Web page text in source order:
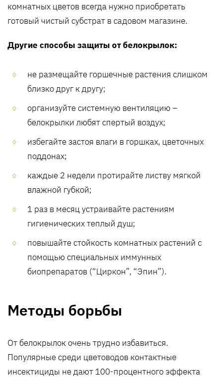
комнатных цветов всегда нужно приобретать
готовый чистый субстрат в садовом магазине.
Другие способы защиты от белокрылок:
не размещайте горшечные растения слишком
близко друг к другу;
организуйте системную вентиляцию –
белокрылки любят спертый воздух;
избегайте застоя влаги в горшках, цветочных
поддонах;
каждые 2 недели протирайте листву мягкой
влажной губкой;
1 раз в месяц устраивайте растениям
гигиенических теплый душ;
повышайте стойкость комнатных растений с
помощью специальных иммунных
биопрепаратов (“Циркон”, “Эпин”).
Методы борьбы
От белокрылок очень трудно избавиться.
Популярные среди цветоводов контактные
инсектициды не дают 100-процентного эффекта